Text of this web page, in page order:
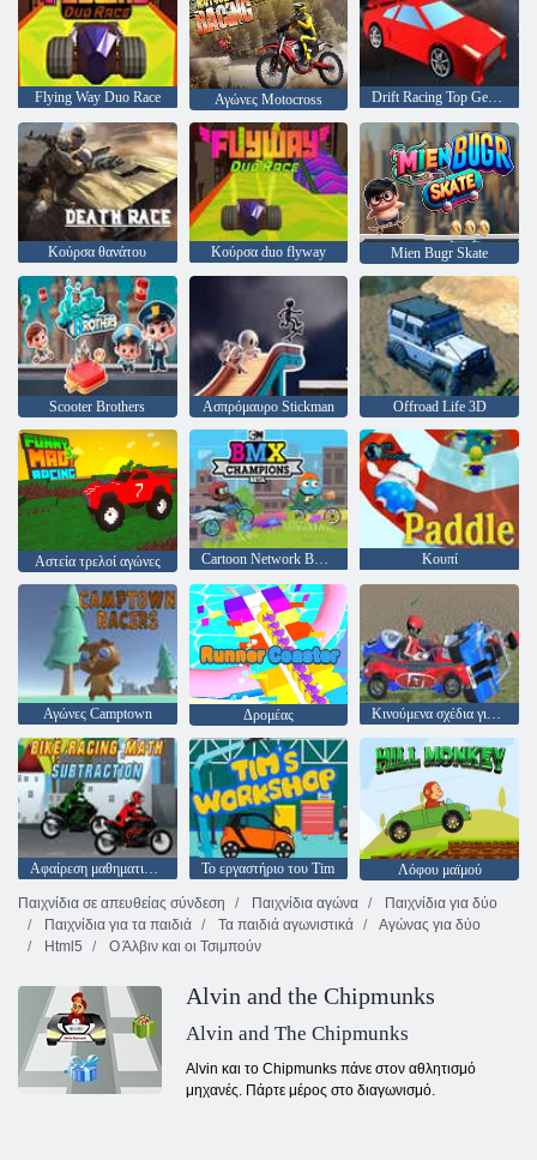
Flying Way Duo Race Αγώνες Motocross Drift Racing Top Gear Simulator
Κούρσα θανάτου Κούρσα duo flyway Mien Bugr Skate
Scooter Brothers Ασπρόμαυρο Stickman Offroad Life 3D
Αστεία τρελοί αγώνες Cartoon Network BMX πρωταθλητές beta Κουπί
Αγώνες Camptown Δρομέας Κινούμενα σχέδια για κατεδάφιση αυτοκινήτου για παιδιά
Αφαίρεση μαθηματικών αγώνων ποδηλάτων Το εργαστήριο του Tim
Λόφου μαϊμού
Παιχνίδια σε απευθείας σύνδεση
Παιχνίδια αγώνα
Παιχνίδια για δύο
Παιχνίδια για τα παιδιά
Τα παιδιά αγωνιστικά
Αγώνας για δύο
Html5
Ο Άλβιν και οι Τσιμπούν
Alvin and the Chipmunks
Alvin and The Chipmunks
Alvin και το Chipmunks πάνε στον αθλητισμό
μηχανές. Πάρτε μέρος στο διαγωνισμό.